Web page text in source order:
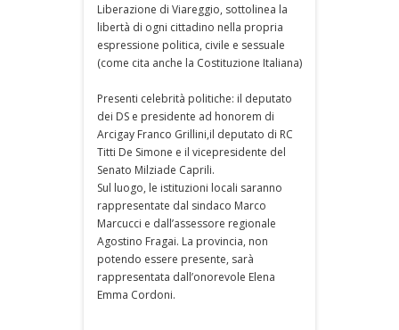
Liberazione di Viareggio, sottolinea la
libertà di ogni cittadino nella propria
espressione politica, civile e sessuale
(come cita anche la Costituzione Italiana)
Presenti celebrità politiche: il deputato
dei DS e presidente ad honorem di
Arcigay Franco Grillini,il deputato di RC
Titti De Simone e il vicepresidente del
Senato Milziade Caprili.
Sul luogo, le istituzioni locali saranno
rappresentate dal sindaco Marco
Marcucci e dall’assessore regionale
Agostino Fragai. La provincia, non
potendo essere presente, sarà
rappresentata dall’onorevole Elena
Emma Cordoni.